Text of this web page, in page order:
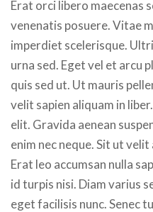
Erat orci libero maecenas
venenatis posuere. Vitae
imperdiet scelerisque.
urna sed. Eget vel et arcu
quis sed ut. Ut mauris
velit sapien aliquam in
elit. Gravida aenean
enim nec neque. Sit ut
Erat leo accumsan nulla
id turpis nisi. Diam varius
eget facilisis nunc. Senec